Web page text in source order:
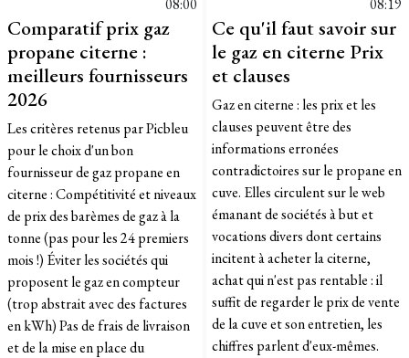
08:00
Comparatif prix gaz
propane citerne :
meilleurs fournisseurs
2026
Les critères retenus par Picbleu
pour le choix d'un bon
fournisseur de gaz propane en
citerne : Compétitivité et niveaux
de prix des barèmes de gaz à la
tonne (pas pour les 24 premiers
mois !) Éviter les sociétés qui
proposent le gaz en compteur
(trop abstrait avec des factures
en kWh) Pas de frais de livraison
et de la mise en place du
08:19
Ce qu'il faut savoir sur
le gaz en citerne Prix
et clauses
Gaz en citerne : les prix et les
clauses peuvent être des
informations erronées
contradictoires sur le propane en
cuve. Elles circulent sur le web
émanant de sociétés à but et
vocations divers dont certains
incitent à acheter la citerne,
achat qui n'est pas rentable : il
suffit de regarder le prix de vente
de la cuve et son entretien, les
chiffres parlent d'eux-mêmes.